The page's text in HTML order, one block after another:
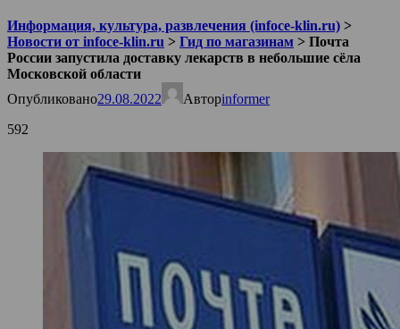
Информация, культура, развлечения (infoce-klin.ru) >
Новости от infoce-klin.ru > Гид по магазинам > Почта
России запустила доставку лекарств в небольшие сёла
Московской области
Опубликовано29.08.2022 Авторinformer
592